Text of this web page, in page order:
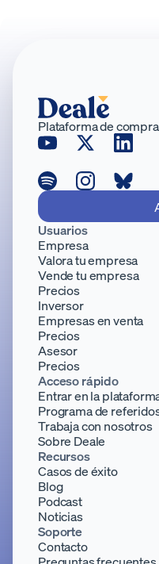
Plataforma de
Usuarios
Empresa
Valora tu empresa
Vende tu empresa
Precios
Inversor
Empresas en venta
Precios
Asesor
Precios
Acceso rápido
Entrar en la
Programa de
Trabaja con nosotros
Sobre Deale
Recursos
Casos de éxito
Blog
Podcast
Noticias
Soporte
Contacto